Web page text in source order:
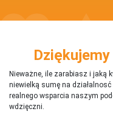
Nieważne, ile zarabiasz i jaką
niewielką sumę na
realnego wsparcia naszym
wdzięczni.